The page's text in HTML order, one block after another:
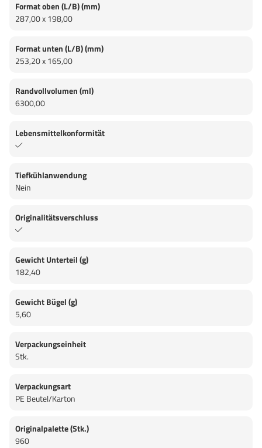
Format oben (L/B) (mm)
287,00 x 198,00
Format unten (L/B) (mm)
253,20 x 165,00
Randvollvolumen (ml)
6300,00
Lebensmittelkonformität
Tiefkühlanwendung
Nein
Originalitätsverschluss
Gewicht Unterteil (g)
182,40
Gewicht Bügel (g)
5,60
Verpackungseinheit
Stk.
Verpackungsart
PE Beutel/Karton
Originalpalette (Stk.)
960